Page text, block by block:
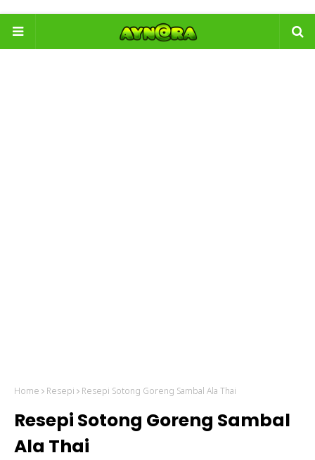
Home Resepi Resepi Sotong Goreng Sambal Ala Thai
Resepi Sotong Goreng Sambal
Ala Thai